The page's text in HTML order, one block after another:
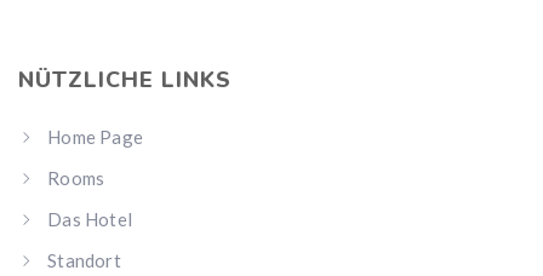
NÜTZLICHE LINKS
Home Page
Rooms
Das Hotel
Standort